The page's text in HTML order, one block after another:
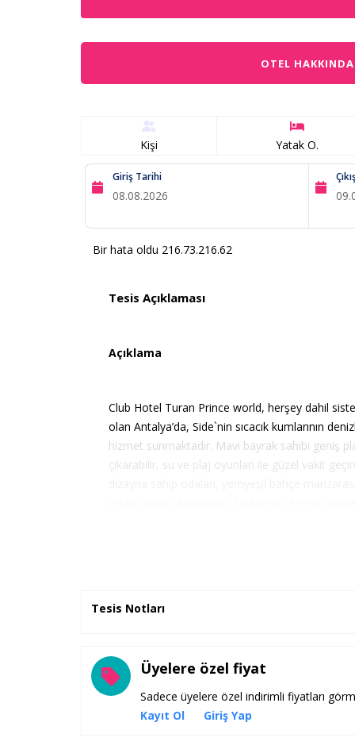
OTEL HAKKINDA
Kişi Yatak O.
Giriş Tarihi
Bir hata oldu 216.73.216.62
Tesis Açıklaması
Açıklama
Club Hotel Turan Prince world, herşey dahil
olan Antalya’da, Side`nin sıcacık kumlarının
hizmet sunmaktadır. Mavi bayrak sahibi geniş
çıkarabilir, su ve plaj oyunları ile güzel vakit
de çocuğunuz çeşitli aktiviteler ile eğlencenin
edinmiş profesyonel kadrosu sizlere
Lokasyon Bilgisi
Manavgat, Kızılağaç`ta bulunan Club Hotel
Tesis Notları
Üyelere özel fiyat
Sadece üyelere özel indirimli fiyatları
Kayıt Ol
Giriş Yap